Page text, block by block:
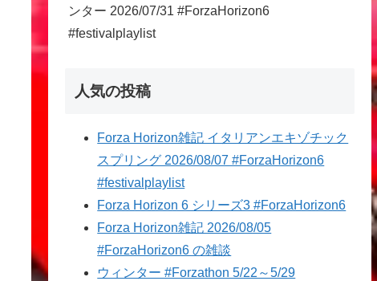
ンター 2026/07/31 #ForzaHorizon6
#festivalplaylist
人気の投稿
Forza Horizon雑記 イタリアンエキゾチック
スプリング 2026/08/07 #ForzaHorizon6
#festivalplaylist
Forza Horizon 6 シリーズ3 #ForzaHorizon6
Forza Horizon雑記 2026/08/05
#ForzaHorizon6 の雑談
ウィンター #Forzathon 5/22～5/29